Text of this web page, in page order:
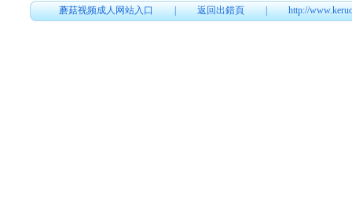
蘑菇视频成人网站入口|返回出錯頁|http://